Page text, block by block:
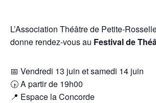
L’Association Théâtre de Petite-
donne rendez-vous au Festival de
📅 Vendredi 13 juin et samedi 14 juin
🕟A partir de 19h00
📍 Espace la Concorde